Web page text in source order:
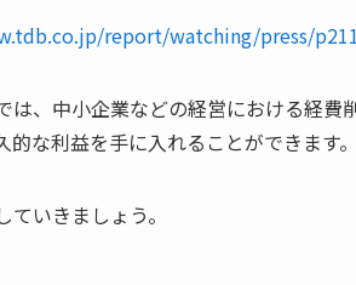
report/watching/press/
は、中小企業などの経営における経費
的な利益を手に入れることができます。
ていきましょう。